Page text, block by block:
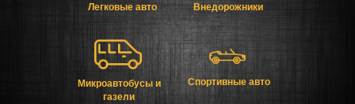
Легковые авто Внедорожники
Микроавтобусы и
газели
Спортивные авто